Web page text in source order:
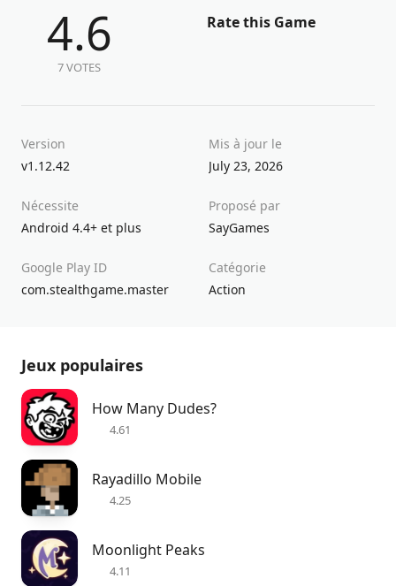
4.6
7 VOTES
Rate this Game
Version
v1.12.42
Mis à jour le
July 23, 2026
Nécessite
Android 4.4+ et plus
Proposé par
SayGames
Google Play ID
com.stealthgame.master
Catégorie
Action
Jeux populaires
How Many Dudes?
4.61
Rayadillo Mobile
4.25
Moonlight Peaks
4.11